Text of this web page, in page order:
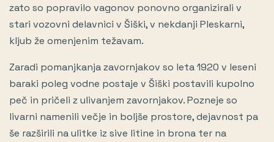
zato so popravilo vagonov ponovno organizirali v
stari vozovni delavnici v Šiški, v nekdanji Pleskarni,
kljub že omenjenim težavam.
Zaradi pomanjkanja zavornjakov so leta 1920 v leseni
baraki poleg vodne postaje v Šiški postavili kupolno
peč in pričeli z ulivanjem zavornjakov. Pozneje so
livarni namenili večje in boljše prostore, dejavnost pa
še razširili na ulitke iz sive litine in brona ter na